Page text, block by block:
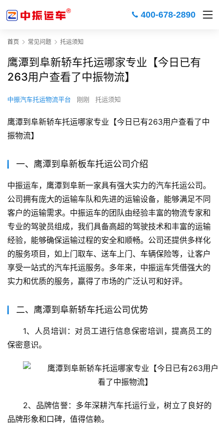
400-678-2890
首页 常见问题 托运须知
鹰潭到阜新轿车托运哪家专业【今日已有
263用户查看了中振物流】
中振汽车托运物流平台 刚刚 托运须知
鹰潭到阜新轿车托运哪家专业【今日已有263用户查看了中
振物流】
一、鹰潭到阜新板车托运公司介绍
中振运车，鹰潭到阜新一家具有强大实力的汽车托运公司。
公司拥有庞大的运输车队和先进的运输设备，能够满足不同
客户的运输需求。中振运车的团队由经验丰富的物流专家和
专业的驾驶员组成，我们具备高超的驾驶技术和丰富的运输
经验，能够确保运输过程的安全和顺畅。公司还提供多样化
的服务项目，如上门取车、送车上门、车辆保险等，让客户
享受一站式的汽车托运服务。多年来，中振运车凭借强大的
实力和优质的服务，赢得了市场的广泛认可和好评。
二、鹰潭到阜新轿车托运公司优势
1、人员培训：对员工进行信息保密培训，提高员工的
保密意识。
2、品牌信誉：多年深耕汽车托运行业，树立了良好的
品牌形象和口碑，值得信赖。